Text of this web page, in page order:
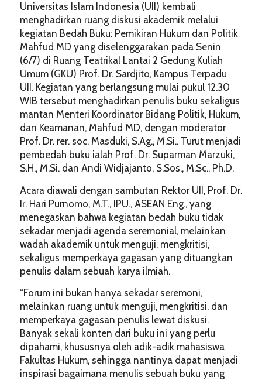
Universitas Islam Indonesia (UII) kembali
menghadirkan ruang diskusi akademik melalui
kegiatan Bedah Buku: Pemikiran Hukum dan Politik
Mahfud MD yang diselenggarakan pada Senin
(6/7) di Ruang Teatrikal Lantai 2 Gedung Kuliah
Umum (GKU) Prof. Dr. Sardjito, Kampus Terpadu
UII. Kegiatan yang berlangsung mulai pukul 12.30
WIB tersebut menghadirkan penulis buku sekaligus
mantan Menteri Koordinator Bidang Politik, Hukum,
dan Keamanan, Mahfud MD, dengan moderator
Prof. Dr. rer. soc. Masduki, S.Ag., M.Si.. Turut menjadi
pembedah buku ialah Prof. Dr. Suparman Marzuki,
S.H., M.Si. dan Andi Widjajanto, S.Sos., M.Sc., Ph.D.
Acara diawali dengan sambutan Rektor UII, Prof. Dr.
Ir. Hari Purnomo, M.T., IPU., ASEAN Eng., yang
menegaskan bahwa kegiatan bedah buku tidak
sekadar menjadi agenda seremonial, melainkan
wadah akademik untuk menguji, mengkritisi,
sekaligus memperkaya gagasan yang dituangkan
penulis dalam sebuah karya ilmiah.
“Forum ini bukan hanya sekadar seremoni,
melainkan ruang untuk menguji, mengkritisi, dan
memperkaya gagasan penulis lewat diskusi.
Banyak sekali konten dari buku ini yang perlu
dipahami, khususnya oleh adik-adik mahasiswa
Fakultas Hukum, sehingga nantinya dapat menjadi
inspirasi bagaimana menulis sebuah buku yang